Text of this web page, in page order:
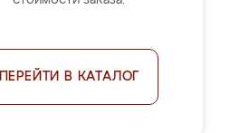
ПЕРЕЙТИ В КАТАЛОГ